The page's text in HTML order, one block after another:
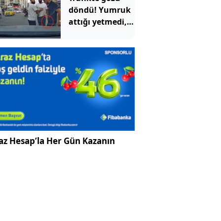
döndü! Yumruk
attığı yetmedi,
testereyle
Hesap’la Her Gün Kazanın